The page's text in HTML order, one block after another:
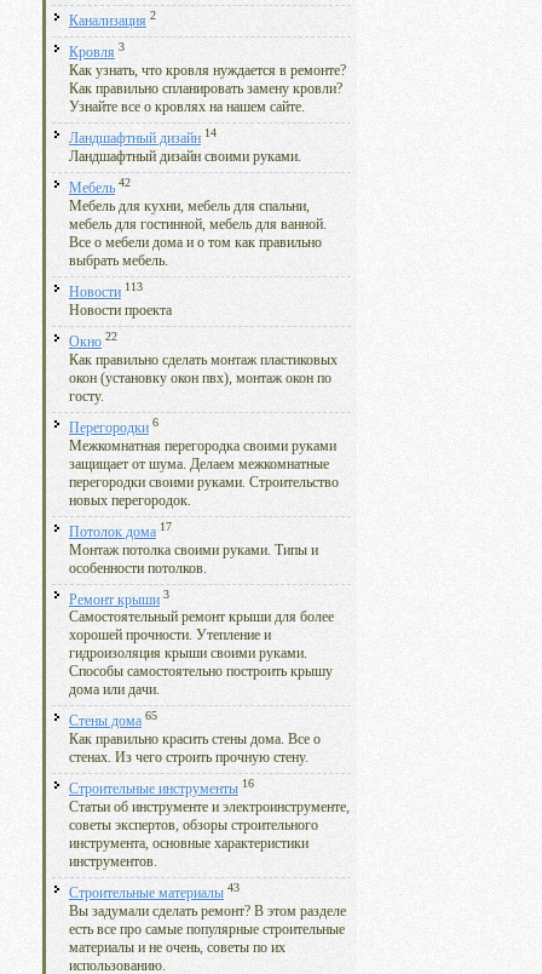
Канализация 2
Кровля 3
Как узнать, что кровля нуждается в ремонте?
Как правильно спланировать замену кровли?
Узнайте все о кровлях на нашем сайте.
Ландшафтный дизайн 14
Ландшафтный дизайн своими руками.
Мебель 42
Мебель для кухни, мебель для спальни,
мебель для гостинной, мебель для ванной.
Все о мебели дома и о том как правильно
выбрать мебель.
Новости 113
Новости проекта
Окно 22
Как правильно сделать монтаж пластиковых
окон (установку окон пвх), монтаж окон по
госту.
Перегородки 6
Межкомнатная перегородка своими руками
защищает от шума. Делаем межкомнатные
перегородки своими руками. Строительство
новых перегородок.
Потолок дома 17
Монтаж потолка своими руками. Типы и
особенности потолков.
Ремонт крыши 3
Самостоятельный ремонт крыши для более
хорошей прочности. Утепление и
гидроизоляция крыши своими руками.
Способы самостоятельно построить крышу
дома или дачи.
Стены дома 65
Как правильно красить стены дома. Все о
стенах. Из чего строить прочную стену.
Строительные инструменты 16
Статьи об инструменте и электроинструменте,
советы экспертов, обзоры строительного
инструмента, основные характеристики
инструментов.
Строительные материалы 43
Вы задумали сделать ремонт? В этом разделе
есть все про самые популярные строительные
материалы и не очень, советы по их
использованию.